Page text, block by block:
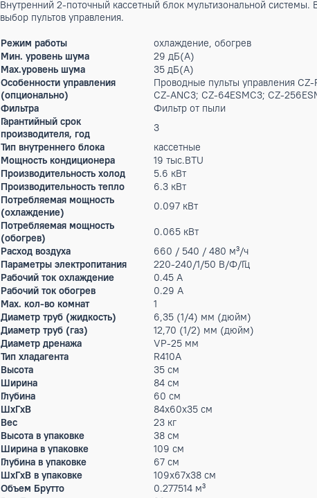
Бренд:
Panasonic
Артикул: X-00012545
222 538 ₽
Под заказ
Описание
Внутренний 2-поточный кассетный блок мультизональной
выбор пультов управления.
Режим работы
охлаждение, обогрев
Мин. уровень шума
29 дБ(А)
Max.уровень шума
35 дБ(А)
Особенности управления
(опционально)
Проводные пульты
CZ-ANC3; CZ-64ESMC3; CZ-
Фильтра
Фильтр от пыли
Гарантийный срок
производителя, год
3
Тип внутреннего блока
кассетные
Мощность кондиционера
19 тыс.BTU
Производительность холод
Производительность тепло
6.3 кВт
Потребляемая мощность
(охлаждение)
0.097 кВт
Потребляемая мощность
(обогрев)
0.065 кВт
Расход воздуха
660 / 540 / 480 м³/ч
Параметры электропитания
220-240/1/50 В/Ф/Гц
Рабочий ток охлаждение
0.45 А
Рабочий ток обогрев
0.29 А
Max. кол-во комнат
1
Диаметр труб (жидкость)
6,35 (1/4) мм (дюйм)
Диаметр труб (газ)
12,70 (1/2) мм (дюйм)
Диаметр дренажа
VP-25 мм